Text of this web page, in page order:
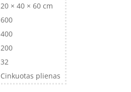
20 × 40 × 60 cm
600
400
200
32
Cinkuotas plienas